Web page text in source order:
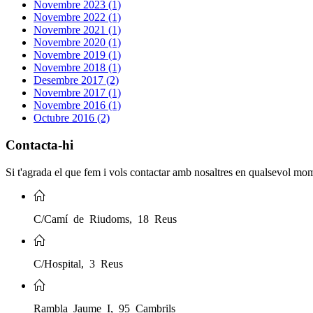
Novembre 2023 (1)
Novembre 2022 (1)
Novembre 2021 (1)
Novembre 2020 (1)
Novembre 2019 (1)
Novembre 2018 (1)
Desembre 2017 (2)
Novembre 2017 (1)
Novembre 2016 (1)
Octubre 2016 (2)
Contacta-hi
Si t'agrada el que fem i vols contactar amb nosaltres en qualsevol
C/Camí de Riudoms, 18 Reus
C/Hospital, 3 Reus
Rambla Jaume I, 95 Cambrils